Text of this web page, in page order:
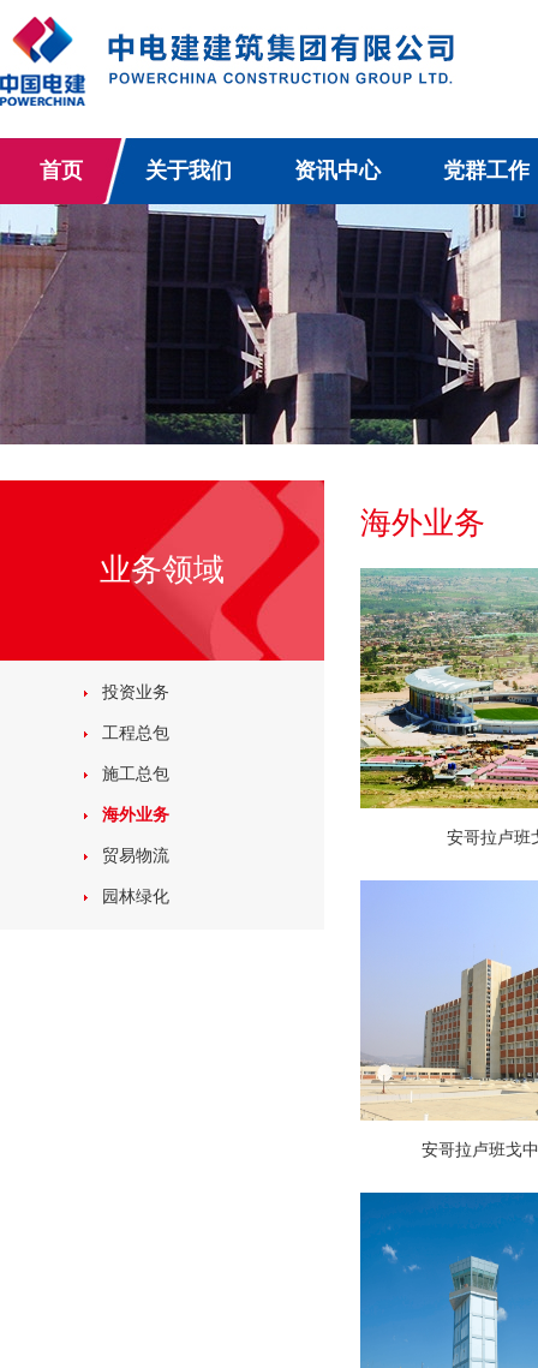
首页 关于我们 资讯中心 党群工作
业务领域
投资业务
工程总包
施工总包
海外业务
贸易物流
园林绿化
海外业务
安哥拉卢班
安哥拉卢班戈